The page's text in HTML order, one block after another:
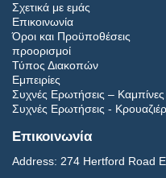
Σχετικά με εμάς
Επικοινωνία
Όροι και Προϋποθέσεις
προορισμοί
Τύπος Διακοπών
Εμπειρίες
Συχνές Ερωτήσεις – Καμπίνες
Συχνές Ερωτήσεις -
Επικοινωνία
Address: 274 Hertford Road